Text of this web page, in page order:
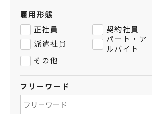
雇用形態
正社員
契約社員
派遣社員
パート・ア
ルバイト
その他
フリーワード